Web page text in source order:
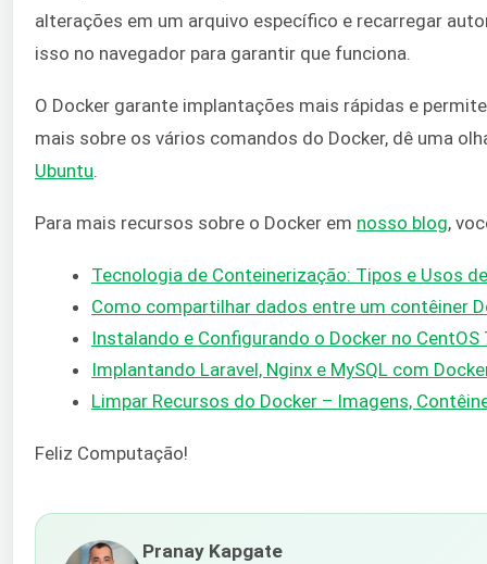
alterações em um arquivo específico e recarregar
isso no navegador para garantir que funciona.
O Docker garante implantações mais rápidas e
mais sobre os vários comandos do Docker, dê uma
Ubuntu.
Para mais recursos sobre o Docker em nosso blog,
Tecnologia de Conteinerização: Tipos e Usos
Como compartilhar dados entre um contêiner
Instalando e Configurando o Docker no CentOS
Implantando Laravel, Nginx e MySQL com
Limpar Recursos do Docker – Imagens,
Feliz Computação!
Pranay Kapgate